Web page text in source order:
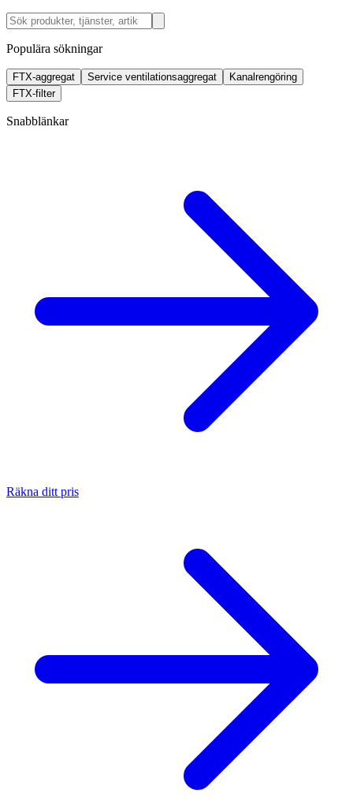
Populära sökningar
FTX-aggregat Service ventilationsaggregat
Kanalrengöring
FTX-filter
Snabblänkar
Räkna ditt pris